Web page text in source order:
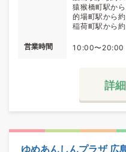
猿猴橋町駅か
的場町駅から
稲荷町駅から
営業時間 10:00〜20:00
詳
ゆめあんしんプラザ 広